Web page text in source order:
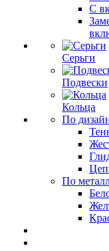
С
Серьги
Подвески
Кольца
По
По